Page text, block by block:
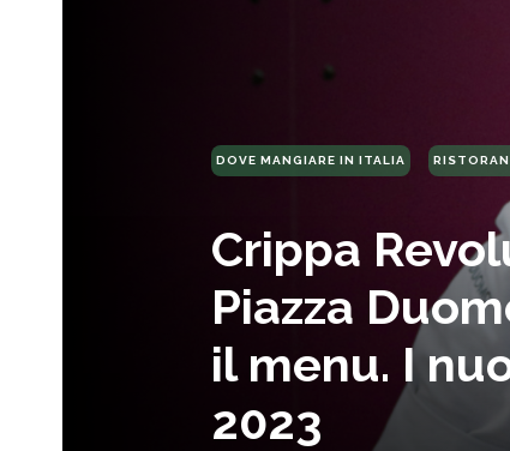
DOVE MANGIARE IN ITALIA
Crippa
Piazza
il menu. I
2023